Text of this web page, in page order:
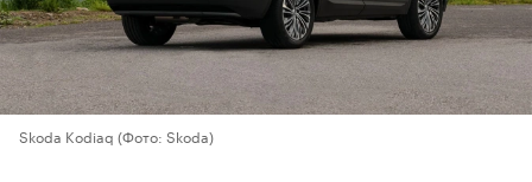
Skoda Kodiaq (Фото: Skoda)